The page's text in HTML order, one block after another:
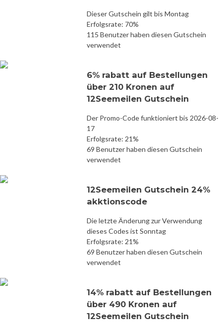
Dieser Gutschein gilt bis Montag
Erfolgsrate: 70%
115 Benutzer haben diesen Gutschein
verwendet
6% rabatt auf Bestellungen
über 210 Kronen auf
12Seemeilen Gutschein
Der Promo-Code funktioniert bis 2026-08-
17
Erfolgsrate: 21%
69 Benutzer haben diesen Gutschein
verwendet
12Seemeilen Gutschein 24%
akktionscode
Die letzte Änderung zur Verwendung
dieses Codes ist Sonntag
Erfolgsrate: 21%
69 Benutzer haben diesen Gutschein
verwendet
14% rabatt auf Bestellungen
über 490 Kronen auf
12Seemeilen Gutschein